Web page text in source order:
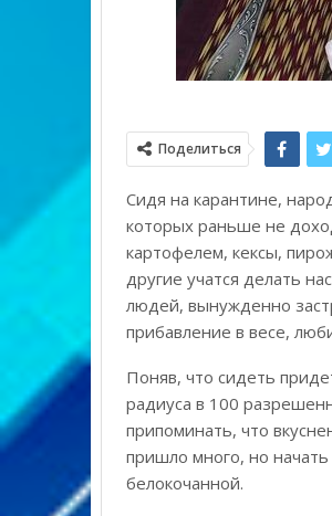
Поделиться
Сидя на карантине,
которых раньше не
картофелем, кексы,
другие учатся делать
людей, вынужденно
прибавление в весе,
Поняв, что сидеть
радиуса в 100
припоминать, что
пришло много, но начать
белокочанной.